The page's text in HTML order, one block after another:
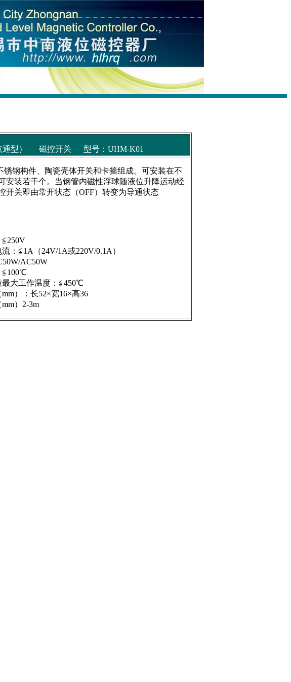
通型） 磁控开关 型号：UHM-K01
钢构件、陶瓷壳体开关和卡箍组成。可安装在不
安装若干个。当钢管内磁性浮球随液位升降运动经
开关即由常开状态（OFF）转变为导通状态
：≦1A（24V/1A或220V/0.1A）
AC50W
≦100℃
最大工作温度：≦450℃
）：长52×宽16×高36
）2-3m